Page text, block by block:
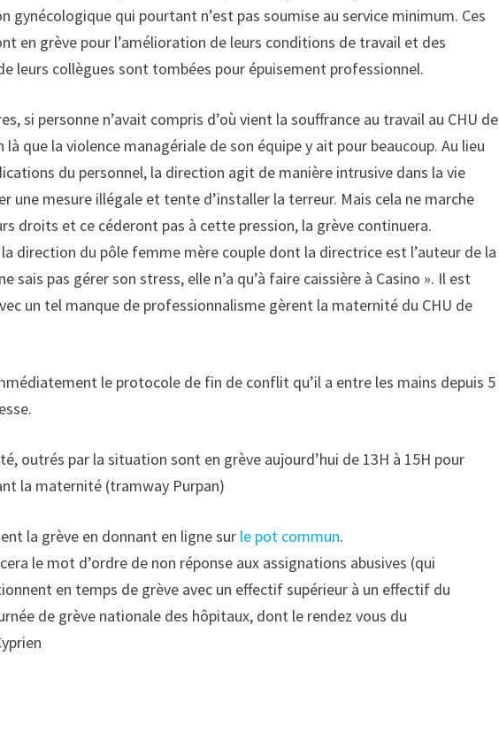
gynécologique qui pourtant n’est pas soumise au service minimum. Ces
en grève pour l’amélioration de leurs conditions de travail et des
leurs collègues sont tombées pour épuisement professionnel.
si personne n’avait compris d’où vient la souffrance au travail au CHU de
que la violence managériale de son équipe y ait pour beaucoup. Au lieu
du personnel, la direction agit de manière intrusive dans la vie
une mesure illégale et tente d’installer la terreur. Mais cela ne marche
droits et ce céderont pas à cette pression, la grève continuera.
direction du pôle femme mère couple dont la directrice est l’auteur de la
sais pas gérer son stress, elle n’a qu’à faire caissière à Casino ». Il est
un tel manque de professionnalisme gèrent la maternité du CHU de
le protocole de fin de conflit qu’il a entre les mains depuis 5
outrés par la situation sont en grève aujourd’hui de 13H à 15H pour
la maternité (tramway Purpan)
la grève en donnant en ligne sur le pot commun.
le mot d’ordre de non réponse aux assignations abusives (qui
en temps de grève avec un effectif supérieur à un effectif du
de grève nationale des hôpitaux, dont le rendez vous du